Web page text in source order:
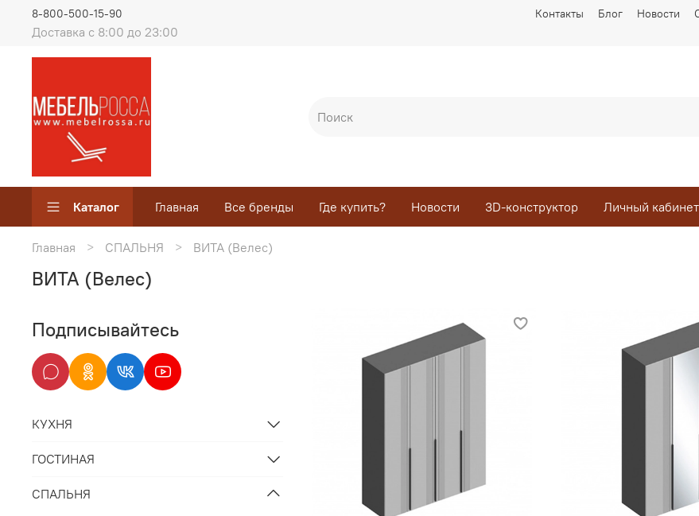
Контакты Блог Новости
Доставка с 8:00 до 23:00
8-800-500-15-90
Каталог Главная Все бренды Где купить? Новости 3D-конструктор Личный кабинет
Главная СПАЛЬНЯ ВИТА (Велес)
ВИТА (Велес)
Подписывайтесь
КУХНЯ
ГОСТИНАЯ
СПАЛЬНЯ